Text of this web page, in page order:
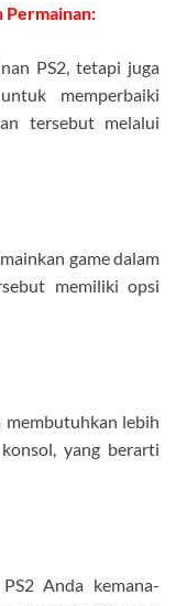
Permainan:
PS2, tetapi juga
memperbaiki
tersebut melalui
game dalam
memiliki opsi
membutuhkan lebih
yang berarti
Anda kemana-